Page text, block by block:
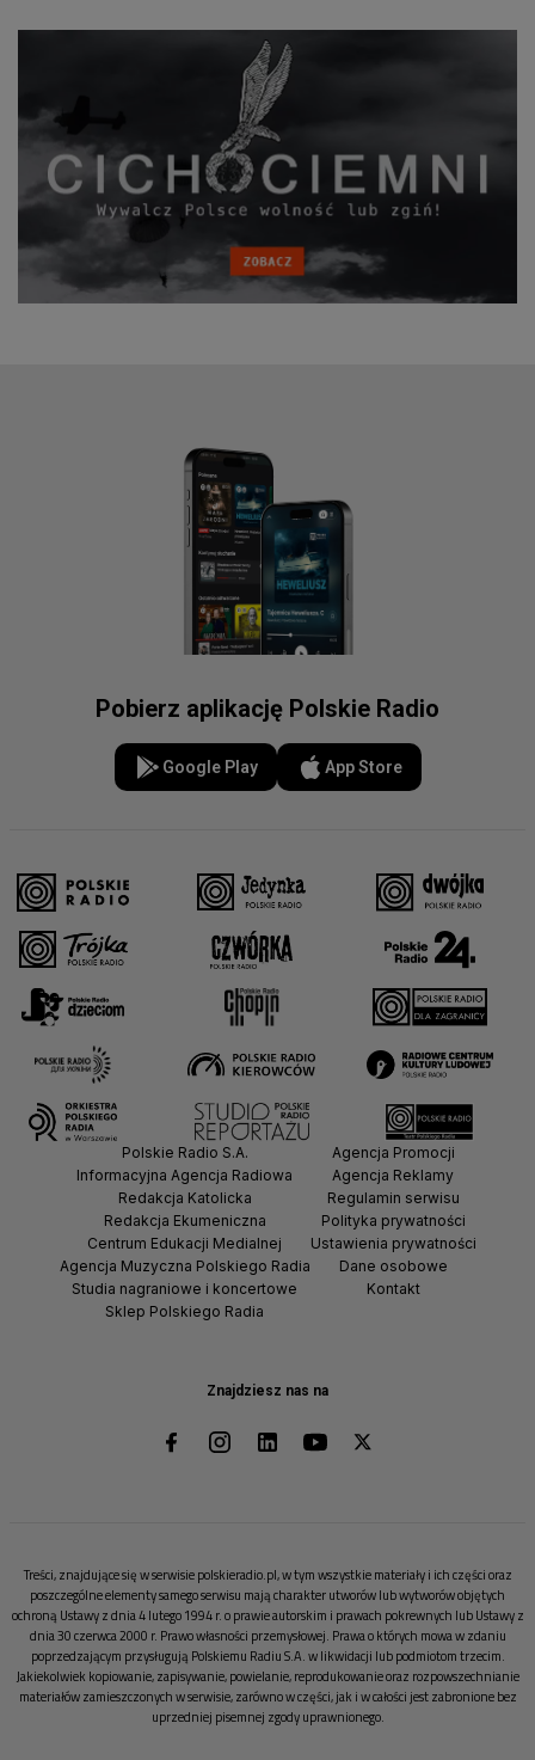
Pobierz aplikację Polskie Radio
Google Play App Store
Znajdziesz nas na
Polskie Radio S.A.
Informacyjna Agencja Radiowa
Redakcja Katolicka
Redakcja Ekumeniczna
Centrum Edukacji Medialnej
Agencja Muzyczna Polskiego Radia
Studia nagraniowe i koncertowe
Sklep Polskiego Radia
Agencja Promocji
Agencja Reklamy
Regulamin serwisu
Polityka prywatności
Ustawienia prywatności
Dane osobowe
Kontakt
Treści, znajdujące się w serwisie polskieradio.pl, w tym wszystkie materiały i ich części oraz
poszczególne elementy samego serwisu mają charakter utworów lub wytworów objętych
ochroną Ustawy z dnia 4 lutego 1994 r. o prawie autorskim i prawach pokrewnych lub Ustawy z
dnia 30 czerwca 2000 r. Prawo własności przemysłowej. Prawa o których mowa w zdaniu
poprzedzającym przysługują Polskiemu Radiu S.A. w likwidacji lub podmiotom trzecim.
Jakiekolwiek kopiowanie, zapisywanie, powielanie, reprodukowanie oraz rozpowszechnianie
materiałów zamieszczonych w serwisie, zarówno w części, jak i w całości jest zabronione bez
uprzedniej pisemnej zgody uprawnionego.